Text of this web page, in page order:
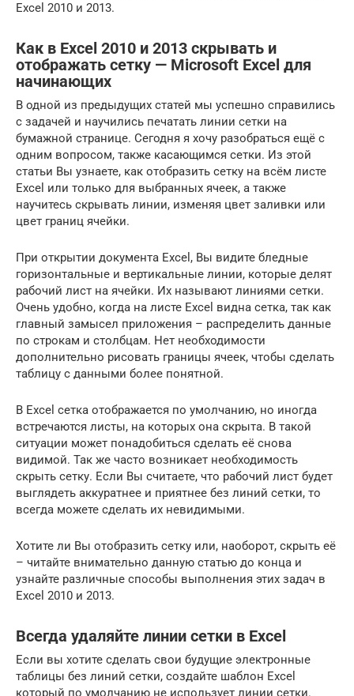
Excel 2010 и 2013.
Как в Excel 2010 и 2013 скрывать и
отображать сетку — Microsoft Excel для
начинающих
В одной из предыдущих статей мы успешно справились
с задачей и научились печатать линии сетки на
бумажной странице. Сегодня я хочу разобраться ещё с
одним вопросом, также касающимся сетки. Из этой
статьи Вы узнаете, как отобразить сетку на всём листе
Excel или только для выбранных ячеек, а также
научитесь скрывать линии, изменяя цвет заливки или
цвет границ ячейки.
При открытии документа Excel, Вы видите бледные
горизонтальные и вертикальные линии, которые делят
рабочий лист на ячейки. Их называют линиями сетки.
Очень удобно, когда на листе Excel видна сетка, так как
главный замысел приложения – распределить данные
по строкам и столбцам. Нет необходимости
дополнительно рисовать границы ячеек, чтобы сделать
таблицу с данными более понятной.
В Excel сетка отображается по умолчанию, но иногда
встречаются листы, на которых она скрыта. В такой
ситуации может понадобиться сделать её снова
видимой. Так же часто возникает необходимость
скрыть сетку. Если Вы считаете, что рабочий лист будет
выглядеть аккуратнее и приятнее без линий сетки, то
всегда можете сделать их невидимыми.
Хотите ли Вы отобразить сетку или, наоборот, скрыть её
– читайте внимательно данную статью до конца и
узнайте различные способы выполнения этих задач в
Excel 2010 и 2013.
Всегда удаляйте линии сетки в Excel
Если вы хотите сделать свои будущие электронные
таблицы без линий сетки, создайте шаблон Excel
который по умолчанию не использует линии сетки.